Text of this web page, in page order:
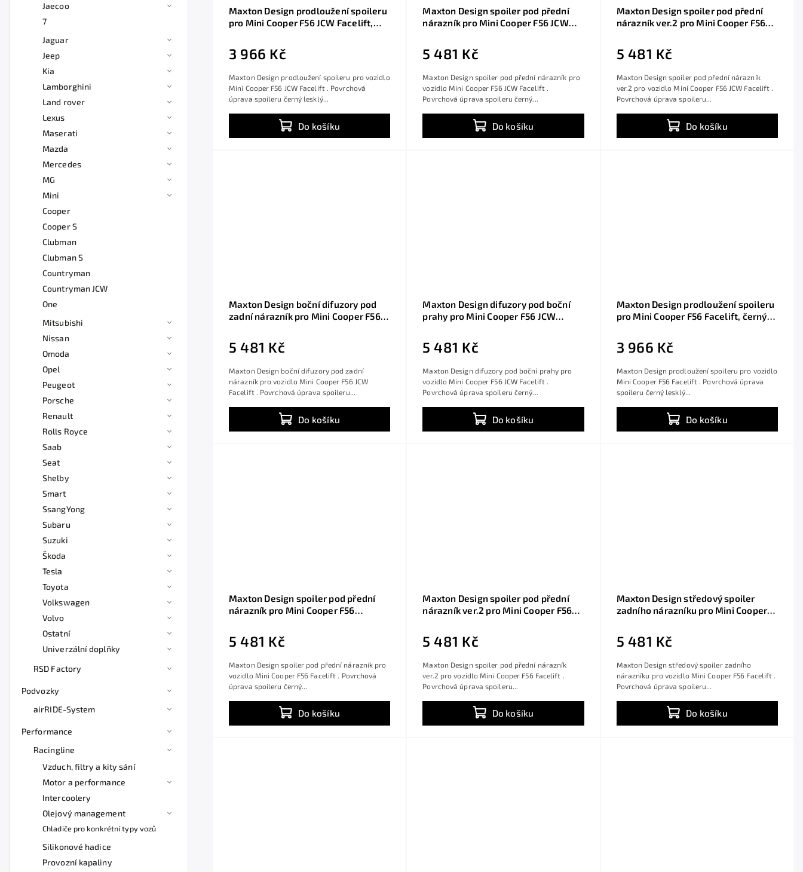
Jaecoo
7
Jaguar
Jeep
Kia
Lamborghini
Land rover
Lexus
Maserati
Mazda
Mercedes
MG
Mini
Cooper
Cooper S
Clubman
Clubman S
Countryman
Countryman JCW
One
Mitsubishi
Nissan
Omoda
Opel
Peugeot
Porsche
Renault
Rolls Royce
Saab
Seat
Shelby
Smart
SsangYong
Subaru
Suzuki
Škoda
Tesla
Toyota
Volkswagen
Volvo
Ostatní
Univerzální doplňky
RSD Factory
Podvozky
airRIDE-System
Performance
Racingline
Vzduch, filtry a kity sání
Motor a performance
Intercoolery
Olejový management
Chladiče pro konkrétní typy vozů
Silikonové hadice
Provozní kapaliny
Maxton Design prodloužení spoileru
pro Mini Cooper F56 JCW Facelift,
3 966 Kč
Do košíku
Maxton Design prodloužení spoileru pro vozidlo
Mini Cooper F56 JCW Facelift . Povrchová
úprava spoileru černý lesklý...
Maxton Design spoiler pod přední
nárazník pro Mini Cooper F56 JCW
5 481 Kč
Do košíku
Maxton Design spoiler pod přední nárazník pro
vozidlo Mini Cooper F56 JCW Facelift .
Povrchová úprava spoileru černý...
Maxton Design spoiler pod přední
nárazník ver.2 pro Mini Cooper F56
5 481 Kč
Do košíku
Maxton Design spoiler pod přední nárazník
ver.2 pro vozidlo Mini Cooper F56 JCW Facelift .
Povrchová úprava spoileru...
Maxton Design boční difuzory pod
zadní nárazník pro Mini Cooper F56
5 481 Kč
Do košíku
Maxton Design boční difuzory pod zadní
nárazník pro vozidlo Mini Cooper F56 JCW
Facelift . Povrchová úprava spoileru...
Maxton Design difuzory pod boční
prahy pro Mini Cooper F56 JCW
5 481 Kč
Do košíku
Maxton Design difuzory pod boční prahy pro
vozidlo Mini Cooper F56 JCW Facelift .
Povrchová úprava spoileru černý...
Maxton Design prodloužení spoileru
pro Mini Cooper F56 Facelift, černý
3 966 Kč
Do košíku
Maxton Design prodloužení spoileru pro vozidlo
Mini Cooper F56 Facelift . Povrchová úprava
spoileru černý lesklý...
Maxton Design spoiler pod přední
nárazník pro Mini Cooper F56
5 481 Kč
Do košíku
Maxton Design spoiler pod přední nárazník pro
vozidlo Mini Cooper F56 Facelift . Povrchová
úprava spoileru černý...
Maxton Design spoiler pod přední
nárazník ver.2 pro Mini Cooper F56
5 481 Kč
Do košíku
Maxton Design spoiler pod přední nárazník
ver.2 pro vozidlo Mini Cooper F56 Facelift .
Povrchová úprava spoileru...
Maxton Design středový spoiler
zadního nárazníku pro Mini Cooper
5 481 Kč
Do košíku
Maxton Design středový spoiler zadního
nárazníku pro vozidlo Mini Cooper F56 Facelift .
Povrchová úprava spoileru...